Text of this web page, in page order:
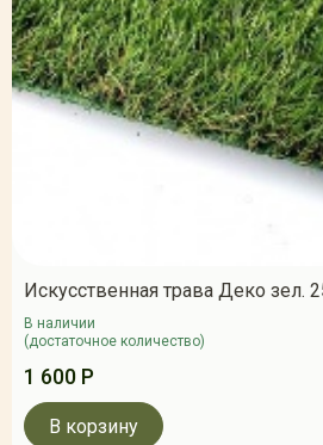
Искусственная трава Деко зел.
В наличии
(достаточное количество)
1 600 Р
В корзину